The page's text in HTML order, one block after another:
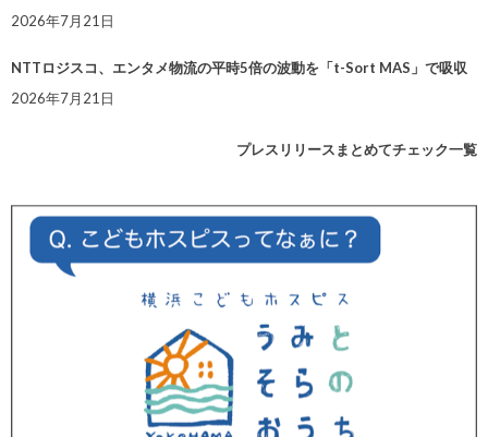
2026年7月21日
NTTロジスコ、エンタメ物流の平時5倍の波動を「t-Sort MAS」で吸収
2026年7月21日
プレスリリースまとめてチェック一覧